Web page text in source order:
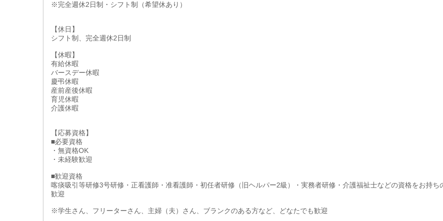
※完全週休2日制・シフト制（希望休あり）
【休日】
シフト制、完全週休2日制
【休暇】
有給休暇
バースデー休暇
慶弔休暇
産前産後休暇
育児休暇
介護休暇
【応募資格】
■必要資格
・無資格OK
・未経験歓迎
■歓迎資格
喀痰吸引等研修3号研修・正看護師・准看護師・初任者研修（旧ヘルパー2級）・実務者研修・介護福祉士などの資格をお持ち
歓迎
※学生さん、フリーターさん、主婦（夫）さん、ブランクのある方など、どなたでも歓迎